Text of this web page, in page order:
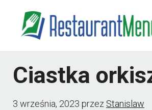
Ciastka
3 września, 2023 przez Stanislaw